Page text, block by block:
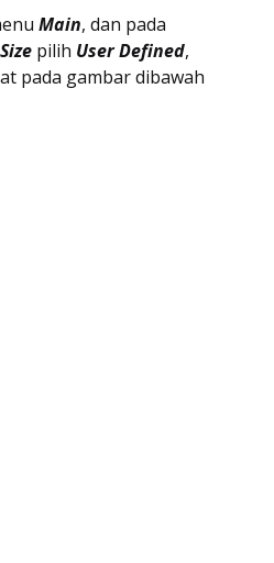
Main, dan pada
pilih User Defined,
pada gambar dibawah